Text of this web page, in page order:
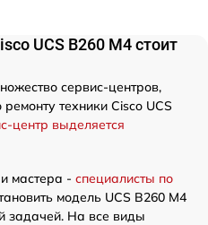
UCS B260 M4 стоит
сервис-центров,
техники Cisco UCS
центр выделяется
мастера - специалисты по
модель UCS B260 M4
задачей. На все виды